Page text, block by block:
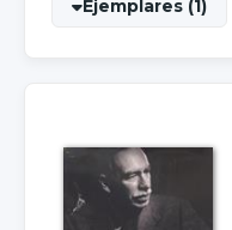
Ejemplares (1)